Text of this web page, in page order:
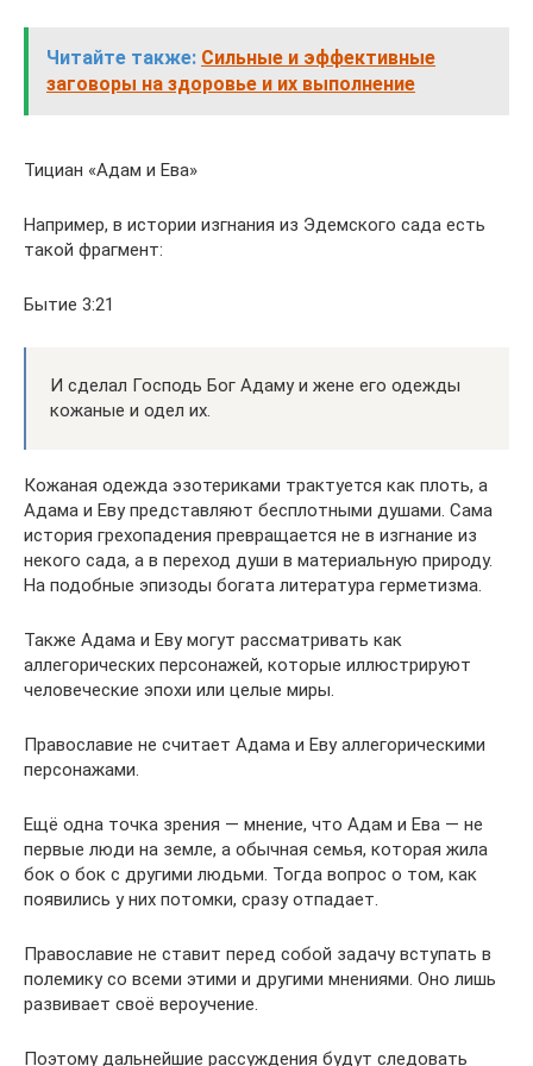
Читайте также: Сильные и эффективные
заговоры на здоровье и их выполнение
Тициан «Адам и Ева»
Например, в истории изгнания из Эдемского сада есть
такой фрагмент:
Бытие 3:21
И сделал Господь Бог Адаму и жене его одежды
кожаные и одел их.
Кожаная одежда эзотериками трактуется как плоть, а
Адама и Еву представляют бесплотными душами. Сама
история грехопадения превращается не в изгнание из
некого сада, а в переход души в материальную природу.
На подобные эпизоды богата литература герметизма.
Также Адама и Еву могут рассматривать как
аллегорических персонажей, которые иллюстрируют
человеческие эпохи или целые миры.
Православие не считает Адама и Еву аллегорическими
персонажами.
Ещё одна точка зрения — мнение, что Адам и Ева — не
первые люди на земле, а обычная семья, которая жила
бок о бок с другими людьми. Тогда вопрос о том, как
появились у них потомки, сразу отпадает.
Православие не ставит перед собой задачу вступать в
полемику со всеми этими и другими мнениями. Оно лишь
развивает своё вероучение.
Поэтому дальнейшие рассуждения будут следовать